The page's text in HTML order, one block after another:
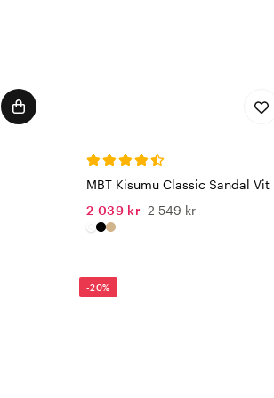
MBT Kisumu Classic Sandal Vit
2 039 kr 2 549 kr
-20%